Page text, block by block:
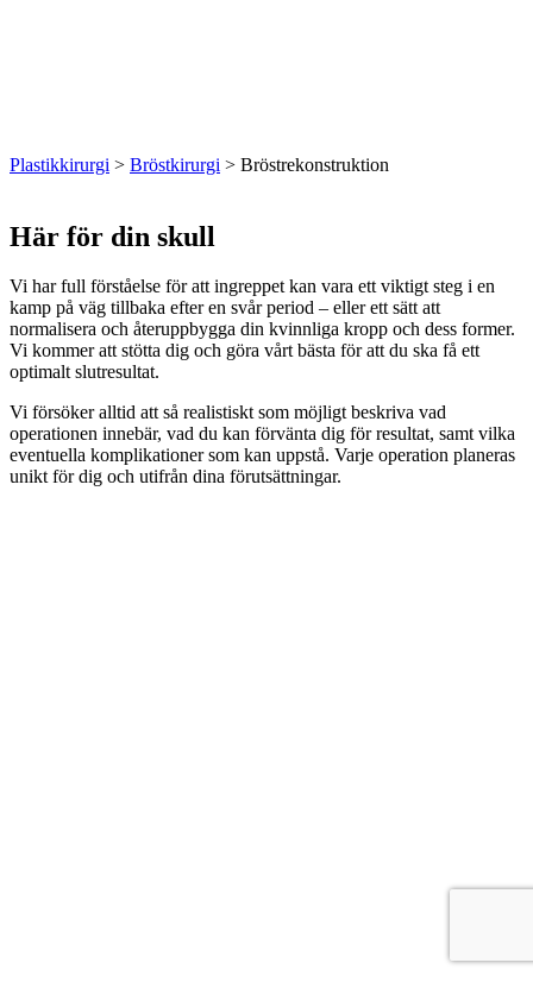
Plastikkirurgi > Bröstkirurgi > Bröstrekonstruktion
Här för din skull
Vi har full förståelse för att ingreppet kan vara ett viktigt steg i en
kamp på väg tillbaka efter en svår period – eller ett sätt att
normalisera och återuppbygga din kvinnliga kropp och dess former.
Vi kommer att stötta dig och göra vårt bästa för att du ska få ett
optimalt slutresultat.
Vi försöker alltid att så realistiskt som möjligt beskriva vad
operationen innebär, vad du kan förvänta dig för resultat, samt vilka
eventuella komplikationer som kan uppstå. Varje operation planeras
unikt för dig och utifrån dina förutsättningar.